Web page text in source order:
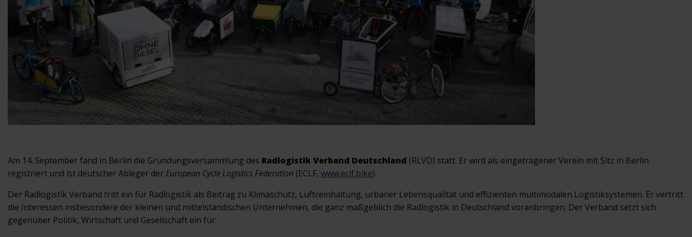
Am 14. September fand in Berlin die Gründungsversammlung des Radlogistik Verband Deutschland (RLVD) statt. Er wird als eingetragener Verein mit Sitz in Berlin
registriert und ist deutscher Ableger der European Cycle Logistics Federation (ECLF, www.eclf.bike).
Der Radlogistik Verband tritt ein für Radlogistik als Beitrag zu Klimaschutz, Luftreinhaltung, urbaner Lebensqualität und effizienten multimodalen Logistiksystemen. Er vertritt
die Interessen insbesondere der kleinen und mittelständischen Unternehmen, die ganz maßgeblich die Radlogistik in Deutschland voranbringen. Der Verband setzt sich
gegenüber Politik, Wirtschaft und Gesellschaft ein für: